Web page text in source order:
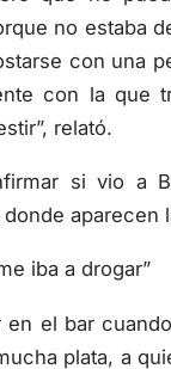
no estaba
con una
con la que
relató.
si vio a
aparecen
iba a drogar”
en el bar
plata, a